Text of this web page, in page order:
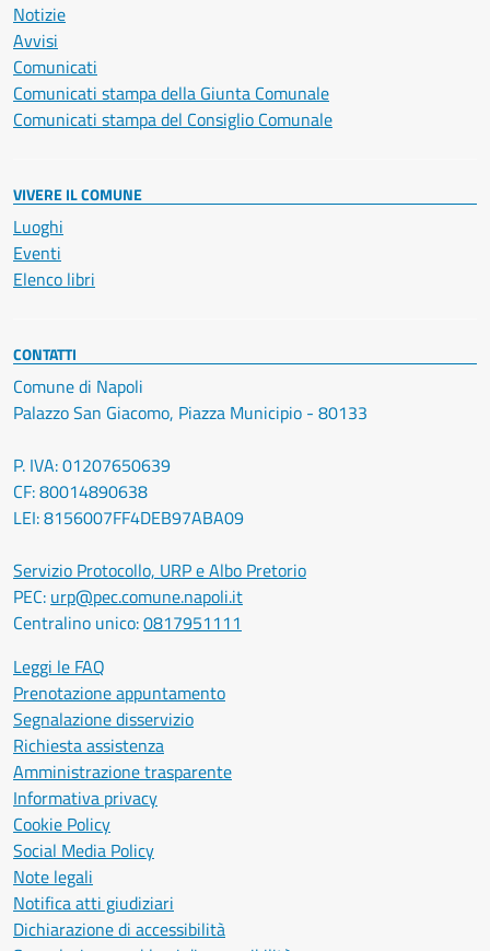
Notizie
Avvisi
Comunicati
Comunicati stampa della Giunta Comunale
Comunicati stampa del Consiglio Comunale
VIVERE IL COMUNE
Luoghi
Eventi
Elenco libri
CONTATTI
Comune di Napoli
Palazzo San Giacomo, Piazza Municipio - 80133
P. IVA: 01207650639
CF: 80014890638
LEI: 8156007FF4DEB97ABA09
Servizio Protocollo, URP e Albo Pretorio
PEC: urp@pec.comune.napoli.it
Centralino unico:0817951111
Leggi le FAQ
Prenotazione appuntamento
Segnalazione disservizio
Richiesta assistenza
Amministrazione trasparente
Informativa privacy
Cookie Policy
Social Media Policy
Note legali
Notifica atti giudiziari
Dichiarazione di accessibilità